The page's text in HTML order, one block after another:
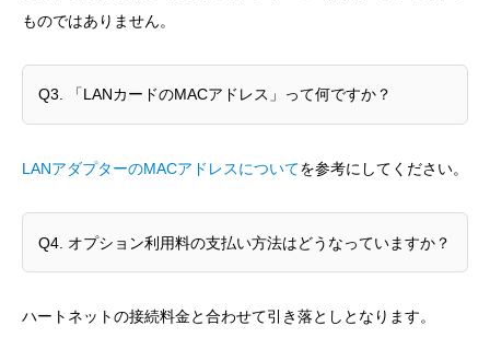
ものではありません。
Q3. 「LANカードのMACアドレス」って何ですか？
LANアダプターのMACアドレスについてを参考にしてください。
Q4. オプション利用料の支払い方法はどうなっていますか？
ハートネットの接続料金と合わせて引き落としとなります。